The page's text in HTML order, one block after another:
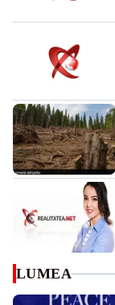
LUMEA